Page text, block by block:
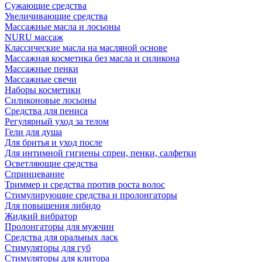
Сужающие средства
Увеличивающие средства
Массажные масла и лосьоны
NURU массаж
Классические масла на масляной основе
Массажная косметика без масла и силикона
Массажные пенки
Массажные свечи
Наборы косметики
Силиконовые лосьоны
Средства для пениса
Регулярный уход за телом
Гели для душа
Для бритья и уход после
Для интимной гигиены спреи, пенки, салфетки
Осветляющие средства
Спринцевание
Триммер и средства против роста волос
Стимулирующие средства и пролонгаторы
Для повышения либидо
Жидкий вибратор
Пролонгаторы для мужчин
Средства для оральных ласк
Стимуляторы для губ
Стимуляторы для клитора